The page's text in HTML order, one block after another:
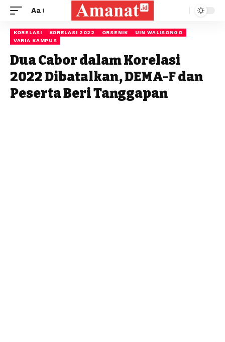
Aa
KORELASI KORELASI 2022 ORSENIK
UIN WALISONGO
VARIA KAMPUS
Dua Cabor dalam Korelasi
2022 Dibatalkan, DEMA-F dan
Peserta Beri Tanggapan